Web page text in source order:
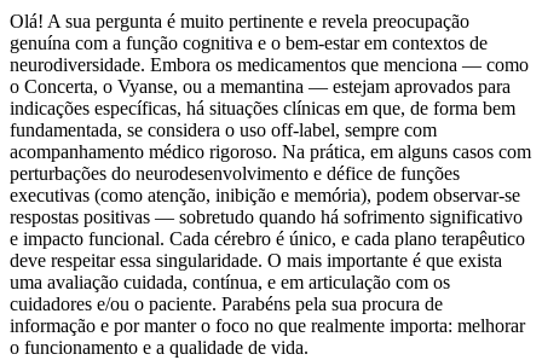
Olá! A sua pergunta é muito pertinente e revela preocupação
genuína com a função cognitiva e o bem-estar em contextos de
neurodiversidade. Embora os medicamentos que menciona — como
o Concerta, o Vyanse, ou a memantina — estejam aprovados para
indicações específicas, há situações clínicas em que, de forma bem
fundamentada, se considera o uso off-label, sempre com
acompanhamento médico rigoroso. Na prática, em alguns casos com
perturbações do neurodesenvolvimento e défice de funções
executivas (como atenção, inibição e memória), podem observar-se
respostas positivas — sobretudo quando há sofrimento significativo
e impacto funcional. Cada cérebro é único, e cada plano terapêutico
deve respeitar essa singularidade. O mais importante é que exista
uma avaliação cuidada, contínua, e em articulação com os
cuidadores e/ou o paciente. Parabéns pela sua procura de
informação e por manter o foco no que realmente importa: melhorar
o funcionamento e a qualidade de vida.